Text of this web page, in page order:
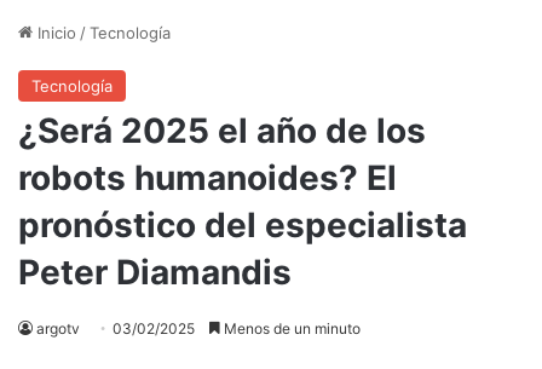
Inicio /Tecnología
Tecnología
¿Será 2025 el año de los
robots humanoides? El
pronóstico del especialista
Peter Diamandis
argotv 03/02/2025 Menos de un minuto